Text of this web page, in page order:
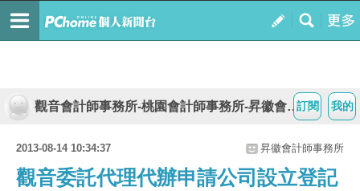
我的
訂閱
觀音會計師事務所-桃園會計師事務所-昇徽會計師事務所
2013-08-14 10:34:37 昇徽會計師事務所
觀音委託代理代辦申請公司設立登記